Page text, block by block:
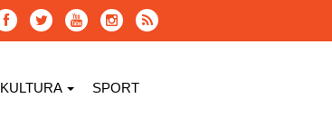
KULTURA SPORT